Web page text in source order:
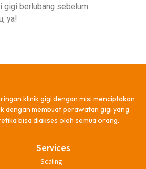
gigi berlubang sebelum
ya!
klinik gigi dengan misi menciptakan
dengan membuat perawatan gigi yang
bisa diakses oleh semua orang.
Services
Scaling